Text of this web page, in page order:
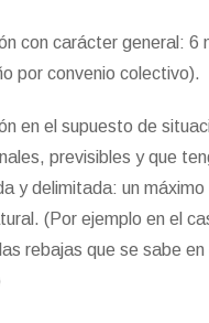
con carácter general: 6
por convenio colectivo).
en el supuesto de
previsibles y que
y delimitada: un máximo
(Por ejemplo en el
rebajas que se sabe